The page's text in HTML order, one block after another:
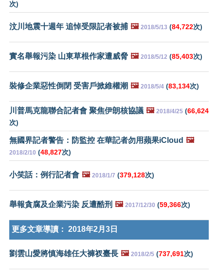
次)
汶川地震十週年 追悼受限記者被捕 🖼️ 2018/5/13 (84,722次)
實名舉報污染 山東草根作家遭威脅 🖼️ 2018/5/12 (85,403次)
裝修企業惡性倒閉 受害戶掀維權潮 🖼️ 2018/5/4 (83,134次)
川普馬克龍聯合記者會 聚焦伊朗核協議 🖼️ 2018/4/25 (66,624
次)
無國界記者警告：防監控 在華記者勿用蘋果iCloud 🖼️
2018/2/10 (48,827次)
小笑話：例行記者會 🖼️ 2018/1/7 (379,128次)
舉報貪腐及企業污染 反遭酷刑 🖼️ 2017/12/30 (59,366次)
更多文章導讀： 2018年2月3日
劉雲山愛將慎海雄任大褲衩臺長 🖼️ 2018/2/5 (737,691次)